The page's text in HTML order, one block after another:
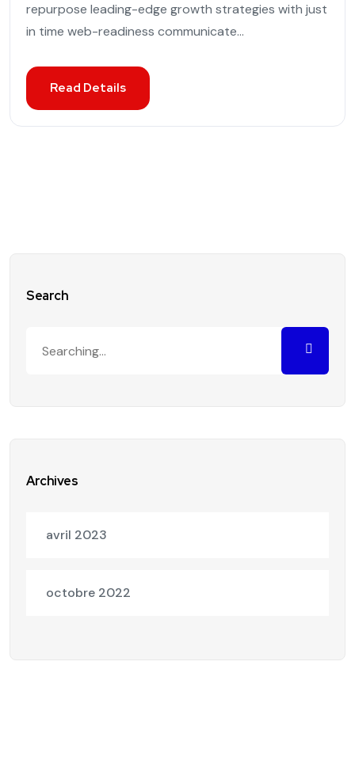
repurpose leading-edge growth strategies with just
in time web-readiness communicate...
Read Details
Search
Archives
avril 2023
octobre 2022